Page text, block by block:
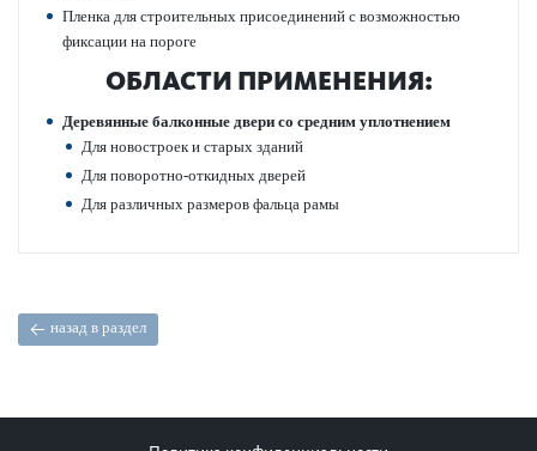
Пленка для строительных присо­единений с возможно­стью
фиксации на пороге
ОБЛАСТИ ПРИМЕНЕНИЯ:
Дер­евянные балконные двери со средним уплотнением
Для новос­троек и старых зданий
Для пово­р­отно-откидных дверей
Для различных размеров фальца рамы
назад в раздел